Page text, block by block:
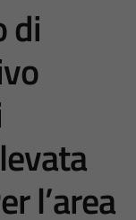
di
l’area